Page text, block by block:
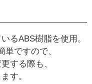
るABS樹脂を使用。
単ですので、
する際も、
す。